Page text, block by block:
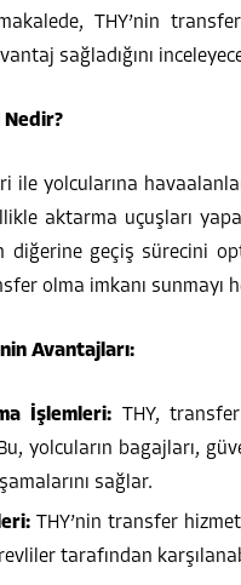
THY’nin
sağladığını
Nedir?
ile yolcularına
aktarma uçuşları
diğerine geçiş sürecini
olma imkanı sunmayı
Avantajları:
İşlemleri: THY,
yolcuların bagajları,
sağlar.
THY’nin transfer
tarafından